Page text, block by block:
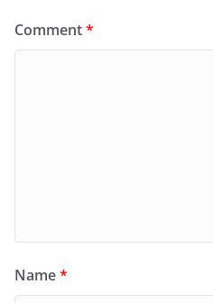
Comment*
Name*